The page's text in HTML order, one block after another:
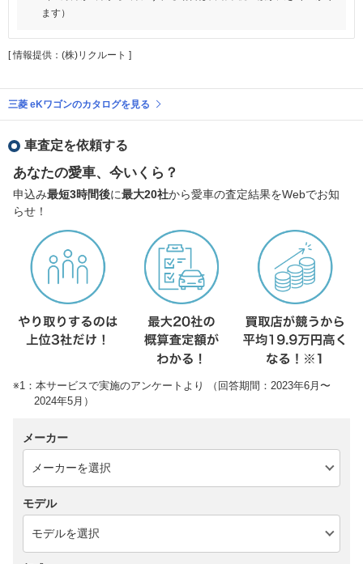
ます）
[ 情報提供：(株)リクルート ]
三菱 eKワゴンのカタログを見る
車査定を依頼する
あなたの愛車、今いくら？
申込み最短3時間後に最大20社から愛車の査定結果をWebでお知
らせ！
※1：本サービスで実施のアンケートより （回答期間：2023年6月〜
2024年5月）
メーカー
モデル